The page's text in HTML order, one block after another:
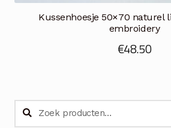
Kussenhoesje 50×70 naturel
embroidery
€48.50
Zoeken
naar:
Zoeken